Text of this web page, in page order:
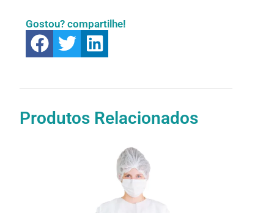
Gostou? compartilhe!
Produtos Relacionados